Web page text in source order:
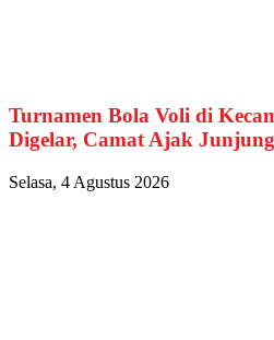
Turnamen Bola Voli di
Digelar, Camat Ajak
Selasa, 4 Agustus 2026